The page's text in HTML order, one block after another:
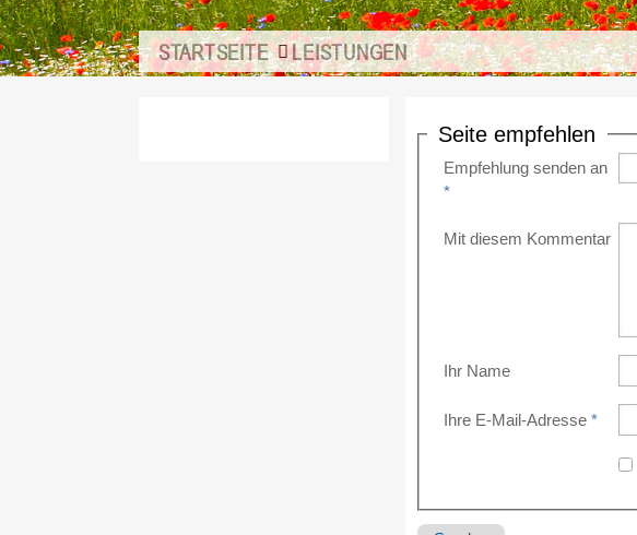
STARTSEITE LEISTUNGEN
Seite empfehlen
Empfehlung senden an
*
Mit diesem Kommentar
Ihr Name
Ihre E-Mail-Adresse *